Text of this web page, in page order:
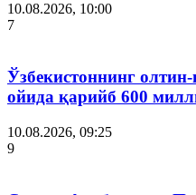
10.08.2026, 10:00
7
Ўзбекистоннинг
ойида қарийб 600
10.08.2026, 09:25
9